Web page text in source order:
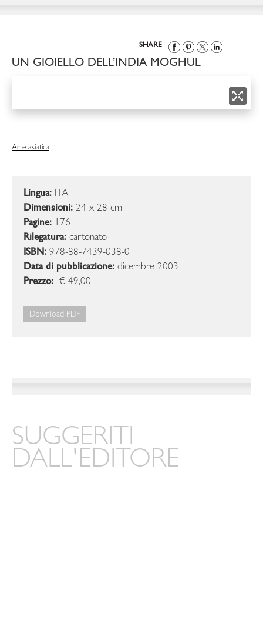
SHARE
UN GIOIELLO DELL’INDIA MOGHUL
Arte asiatica
Lingua: ITA
Dimensioni: 24 x 28 cm
Pagine: 176
Rilegatura: cartonato
ISBN: 978-88-7439-038-0
Data di pubblicazione: dicembre 2003
Prezzo: € 49,00
Download PDF
SUGGERITI
DALL'EDITORE